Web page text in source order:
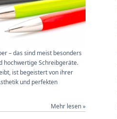
– das sind meist besonders
hochwertige Schreibgeräte.
ist begeistert von ihrer
und perfekten
Mehr lesen »